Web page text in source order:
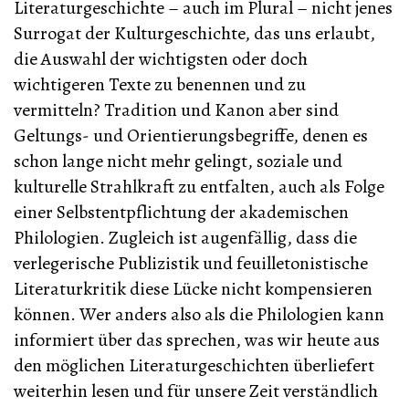
Literaturgeschichte – auch im Plural – nicht jenes
Surrogat der Kulturgeschichte, das uns erlaubt,
die Auswahl der wichtigsten oder doch
wichtigeren Texte zu benennen und zu
vermitteln? Tradition und Kanon aber sind
Geltungs- und Orientierungsbegriffe, denen es
schon lange nicht mehr gelingt, soziale und
kulturelle Strahlkraft zu entfalten, auch als Folge
einer Selbstentpflichtung der akademischen
Philologien. Zugleich ist augenfällig, dass die
verlegerische Publizistik und feuilletonistische
Literaturkritik diese Lücke nicht kompensieren
können. Wer anders also als die Philologien kann
informiert über das sprechen, was wir heute aus
den möglichen Literaturgeschichten überliefert
weiterhin lesen und für unsere Zeit verständlich